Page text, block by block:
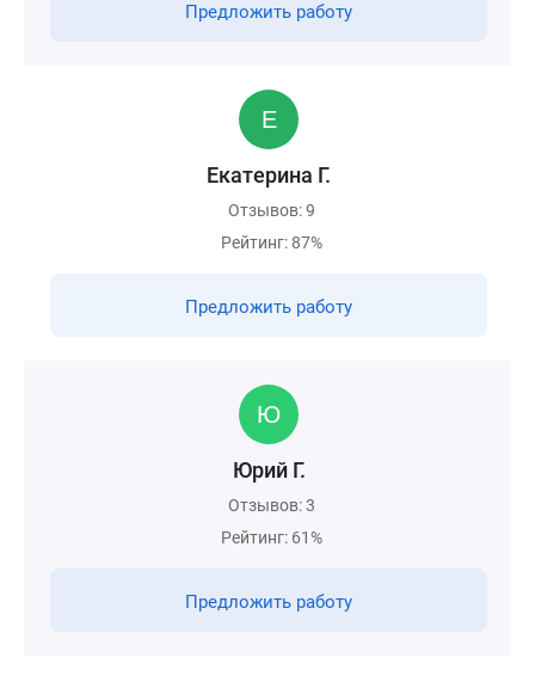
Предложить работу
Екатерина Г.
Отзывов: 9
Рейтинг: 87%
Предложить работу
Юрий Г.
Отзывов: 3
Рейтинг: 61%
Предложить работу